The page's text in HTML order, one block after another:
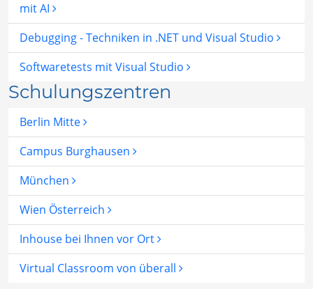
mit AI
Debugging - Techniken in .NET und Visual Studio
Softwaretests mit Visual Studio
Schulungszentren
Berlin Mitte
Campus Burghausen
München
Wien Österreich
Inhouse bei Ihnen vor Ort
Virtual Classroom von überall